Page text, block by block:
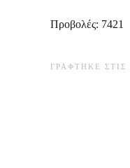
Προβολές: 7421
ΓΡΆΦΤΗΚΕ ΣΤΙΣ